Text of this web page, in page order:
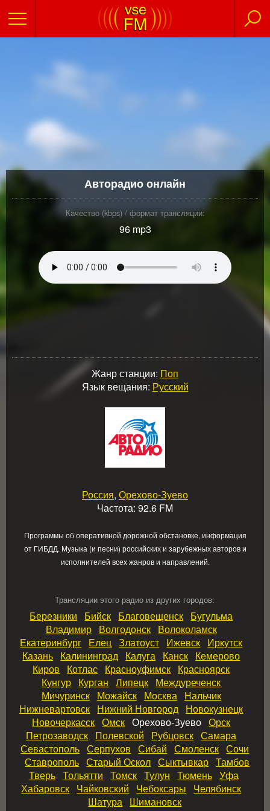
Авторадио онлайн
Качество (kbps) / формат трансляции:
96 mp3
Жанр станции: Поп
Язык вещания: Русский
Россия, Орехово-Зуево
Частота: 92.6 FM
Программы об оперативной дорожной обстановке, информация
от ГИБДД. Музыка (и песни) российских и зарубежных авторов и
исполнителей всех жанров и направлений.
Трансляции этого радио из других городов:
Березники Бийск Благовещенск Бугульма
Владимир Волгодонск Волоколамск
Екатеринбург Елец Златоуст Ижевск Иркутск
Казань Калининград Калуга Канск Кемерово
Киров
Котлас Красноуфимск Красноярск
Кунгур Курган Липецк Междуреченск
Мичуринск Можайск Москва Нальчик
Нижневартовск Нижний Новгород Новокузнецк
Новочеркасск Омск Орехово-ЗуевоОрск
Петрозаводск Полевской Рубцовск Самара
Севастополь Серпухов Сибай Смоленск Сочи
Ставрополь Старый Оскол Сыктывкар Тамбов
Тверь Тольятти Томск Тулун Тюмень Уфа
Хабаровск Чайковский Чебоксары
Челябинск
Шатура Шимановск